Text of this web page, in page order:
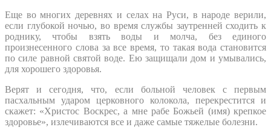
Еще во многих деревнях и селах на Руси, в народе верили,
если глубокой ночью, во время службы заутренней сходить к
роднику, чтобы взять воды и молча, без единого
произнесенного слова за все время, то такая вода становится
по силе равной святой воде. Ею защищали дом и умывались,
для хорошего здоровья.
Верят и сегодня, что, если больной человек с первым
пасхальным ударом церковного колокола, перекрестится и
скажет: «Христос Воскрес, а мне рабе Божьей (имя) крепкое
здоровье», излечиваются все и даже самые тяжелые болезни.